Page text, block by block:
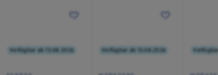
Verfügbar ab 13.08.2026 Verfügbar ab 13.08.2026